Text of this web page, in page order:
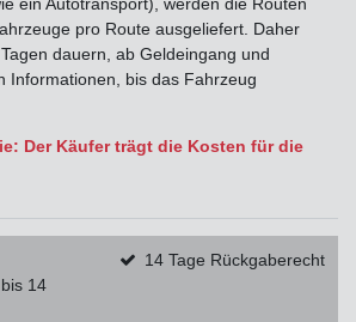
pro Route ausgeliefert. Daher
dauern, ab Geldeingang und
Informationen, bis das Fahrzeug
Der Käufer trägt die Kosten für die
14
14 Tage Rückgaberecht